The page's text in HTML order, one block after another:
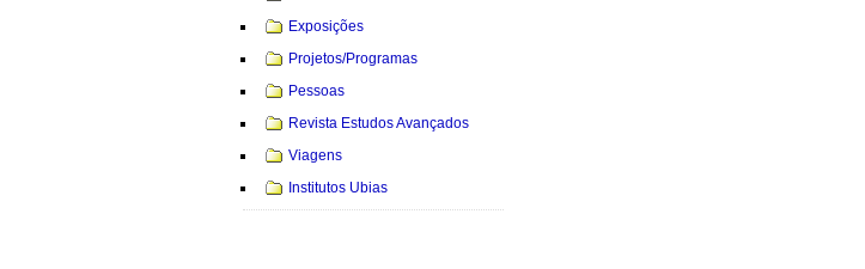
Exposições
Projetos/Programas
Pessoas
Revista Estudos Avançados
Viagens
Institutos Ubias